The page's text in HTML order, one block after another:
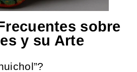
sobre
y su Arte